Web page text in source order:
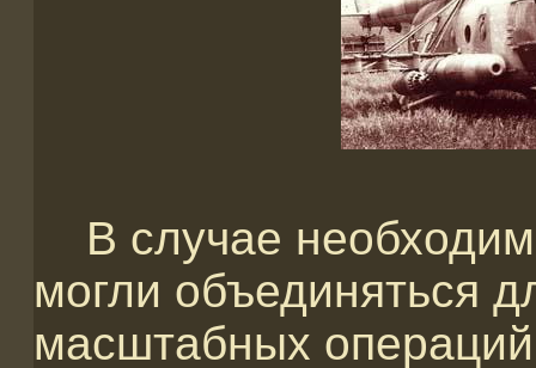
В случае
могли объединяться
масштабных